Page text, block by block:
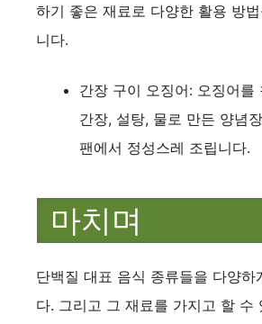
하기 좋은 재료로 다양한 활용 방
니다.
간장 구이 오징어: 오징어를
간장, 설탕, 물로 만든 양념
팬에서 정성스레 조립니다.
마치며
단백질 대표 음식 종류들을 다양하
다. 그리고 그 재료를 가지고 할 수